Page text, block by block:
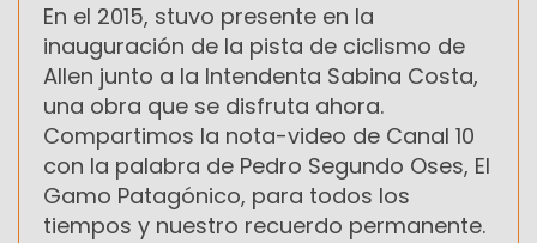
En el 2015, stuvo presente en la
inauguración de la pista de ciclismo de
Allen junto a la Intendenta Sabina Costa,
una obra que se disfruta ahora.
Compartimos la nota-video de Canal 10
con la palabra de Pedro Segundo Oses, El
Gamo Patagónico, para todos los
tiempos y nuestro recuerdo permanente.